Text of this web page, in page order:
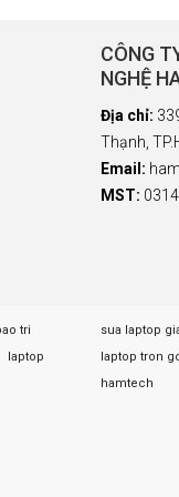
CÔNG
NGHỆ
Địa chỉ:
Thạnh,
Email:
MST:
tri
laptop
sua laptop
laptop tron
hamtech